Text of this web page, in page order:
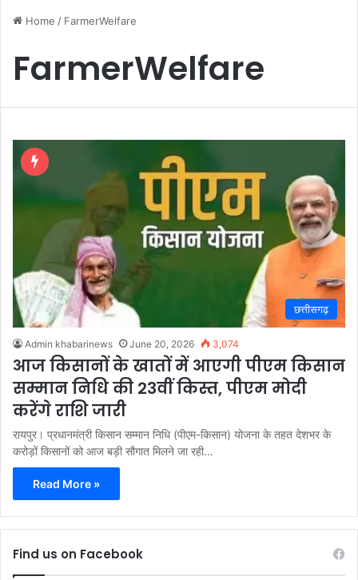
Home / FarmerWelfare
FarmerWelfare
छत्तीसगढ़
Admin khabarinews June 20, 2026 3,074
आज किसानों के खातों में आएगी पीएम किसान
सम्मान निधि की 23वीं किस्त, पीएम मोदी
करेंगे राशि जारी
रायपुर। प्रधानमंत्री किसान सम्मान निधि (पीएम-किसान) योजना के तहत देशभर के
करोड़ों किसानों को आज बड़ी सौगात मिलने जा रही…
Read More »
Find us on Facebook